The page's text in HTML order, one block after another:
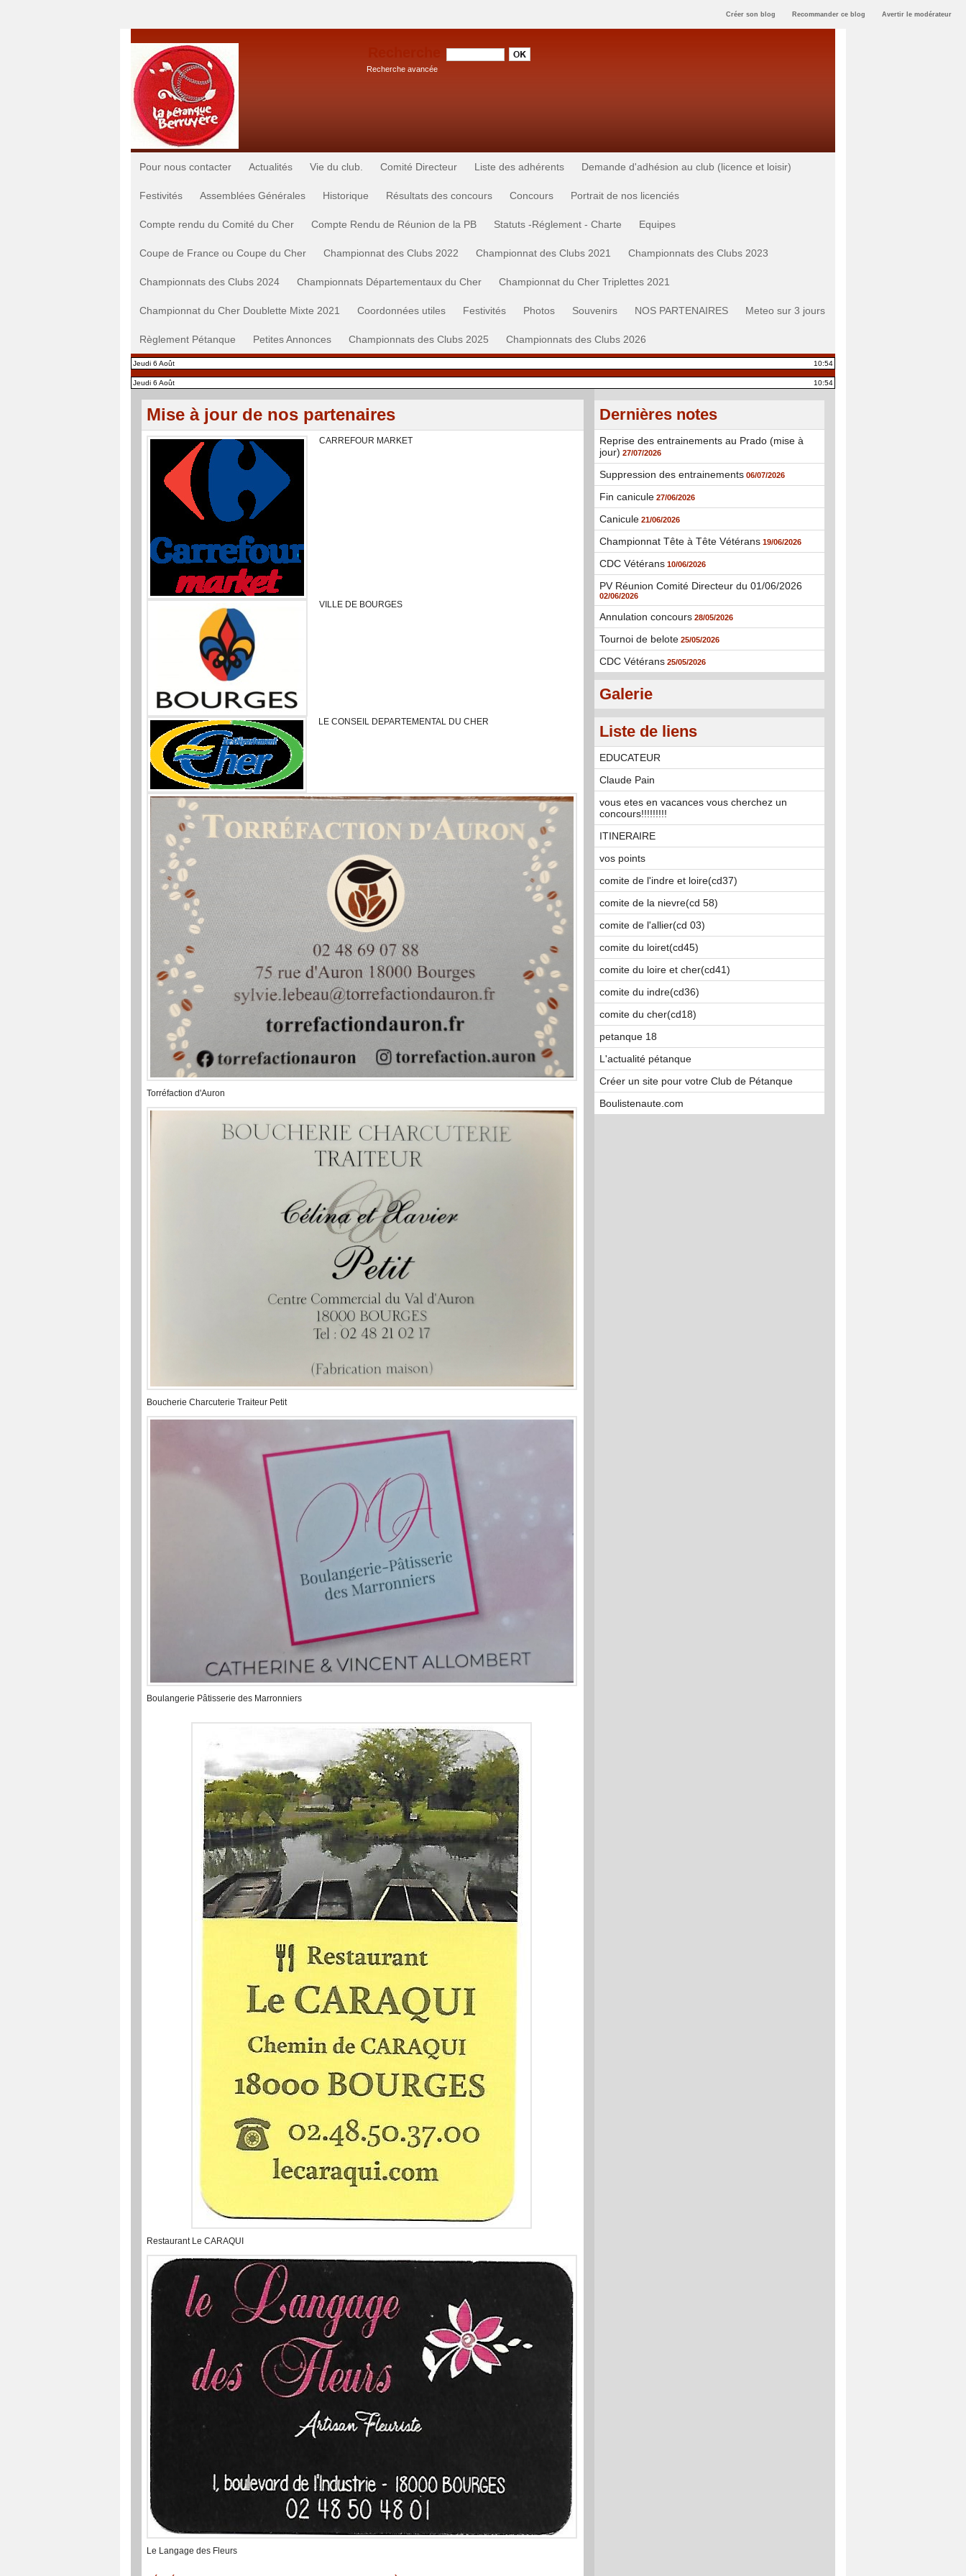
Créer son blog Recommander ce blog Avertir le modérateur
Recherche avancée
Pour nous contacter Actualités Vie du club. Comité Directeur Liste des adhérents Demande d'adhésion au club (licence et loisir)
Festivités Assemblées Générales Historique Résultats des concours Concours Portrait de nos licenciés
Compte rendu du Comité du Cher Compte Rendu de Réunion de la PB Statuts -Réglement - Charte Equipes
Coupe de France ou Coupe du Cher Championnat des Clubs 2022 Championnat des Clubs 2021 Championnats des Clubs 2023
Championnats des Clubs 2024 Championnats Départementaux du Cher Championnat du Cher Triplettes 2021
Championnat du Cher Doublette Mixte 2021 Coordonnées utiles Festivités Photos Souvenirs NOS PARTENAIRES Meteo sur 3 jours
Règlement Pétanque Petites Annonces Championnats des Clubs 2025 Championnats des Clubs 2026
Jeudi 6 Août 10:54
Jeudi 6 Août 10:54
Mise à jour de nos partenaires
CARREFOUR MARKET
VILLE DE BOURGES
LE CONSEIL DEPARTEMENTAL DU CHER
Torréfaction d'Auron
Boucherie Charcuterie Traiteur Petit
Boulangerie Pâtisserie des Marronniers
Restaurant Le CARAQUI
Le Langage des Fleurs
Dernières notes
Reprise des entrainements au Prado (mise à
jour) 27/07/2026
Suppression des entrainements 06/07/2026
Fin canicule 27/06/2026
Canicule 21/06/2026
Championnat Tête à Tête Vétérans 19/06/2026
CDC Vétérans 10/06/2026
PV Réunion Comité Directeur du 01/06/2026
02/06/2026
Annulation concours 28/05/2026
Tournoi de belote 25/05/2026
CDC Vétérans 25/05/2026
Galerie
Liste de liens
EDUCATEUR
Claude Pain
vous etes en vacances vous cherchez un
concours!!!!!!!!!
ITINERAIRE
vos points
comite de l'indre et loire(cd37)
comite de la nievre(cd 58)
comite de l'allier(cd 03)
comite du loiret(cd45)
comite du loire et cher(cd41)
comite du indre(cd36)
comite du cher(cd18)
petanque 18
L'actualité pétanque
Créer un site pour votre Club de Pétanque
Boulistenaute.com